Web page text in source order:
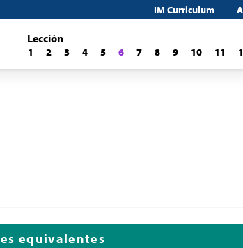
IM Curriculum
Lección
1 2 3 4 5 6 7 8 9 10 11
equivalentes